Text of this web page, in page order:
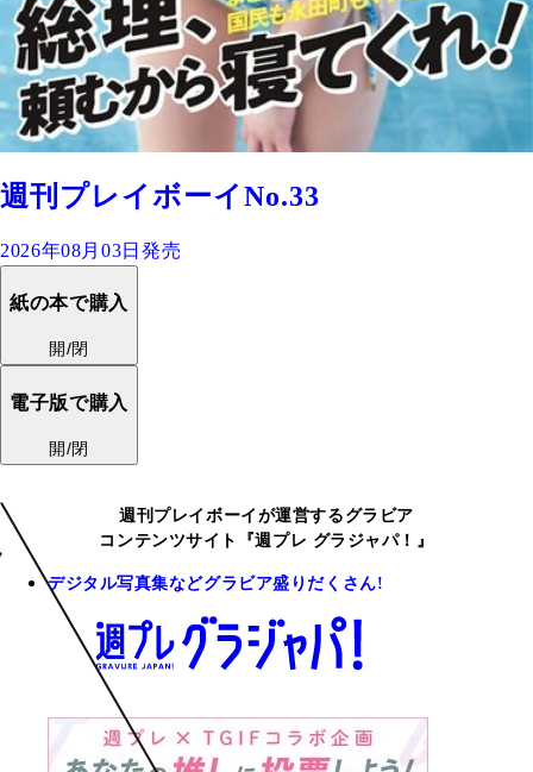
週刊プレイボーイNo.33
2026年08月03日発売
紙の本で購入
開/閉
電子版で購入
開/閉
週刊プレイボーイが運営するグラビア
コンテンツサイト『週プレ グラジャパ！』
デジタル写真集などグラビア盛りだくさん!